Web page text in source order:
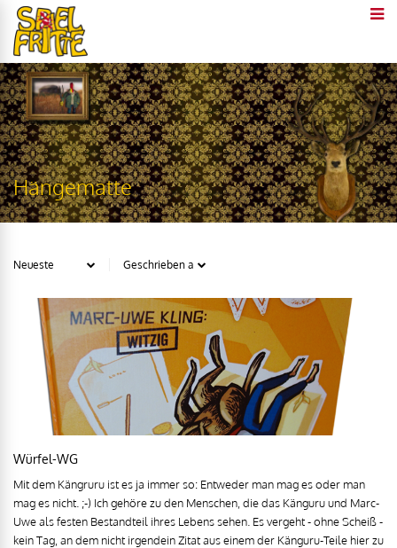
Hängematte
Würfel-WG
Mit dem Kängruru ist es ja immer so: Entweder man mag es oder man
mag es nicht. ;-) Ich gehöre zu den Menschen, die das Känguru und Marc-
Uwe als festen Bestandteil ihres Lebens sehen. Es vergeht - ohne Scheiß -
kein Tag, an dem nicht irgendein Zitat aus einem der Känguru-Teile hier zu